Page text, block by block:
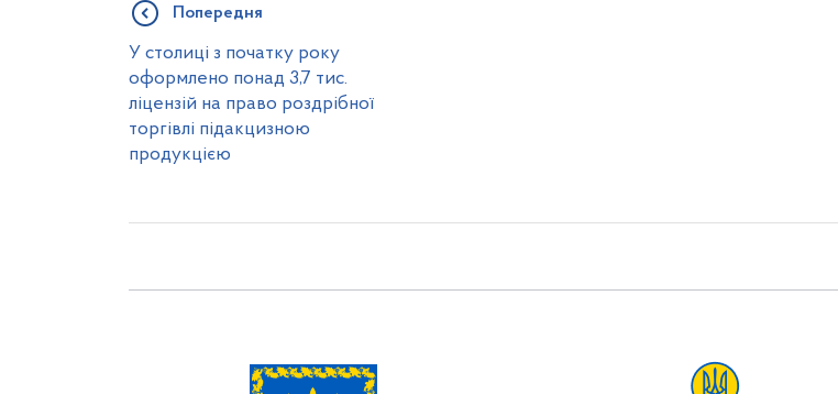
Попередня
У столиці з початку року
оформлено понад 3,7 тис.
ліцензій на право роздрібної
торгівлі підакцизною
продукцією